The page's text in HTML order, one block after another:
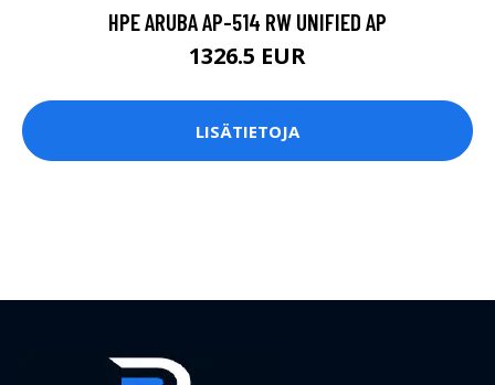
HPE ARUBA AP-514 RW UNIFIED AP
1326.5 EUR
LISÄTIETOJA